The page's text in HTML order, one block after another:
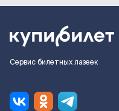
Сервис билетных лазеек